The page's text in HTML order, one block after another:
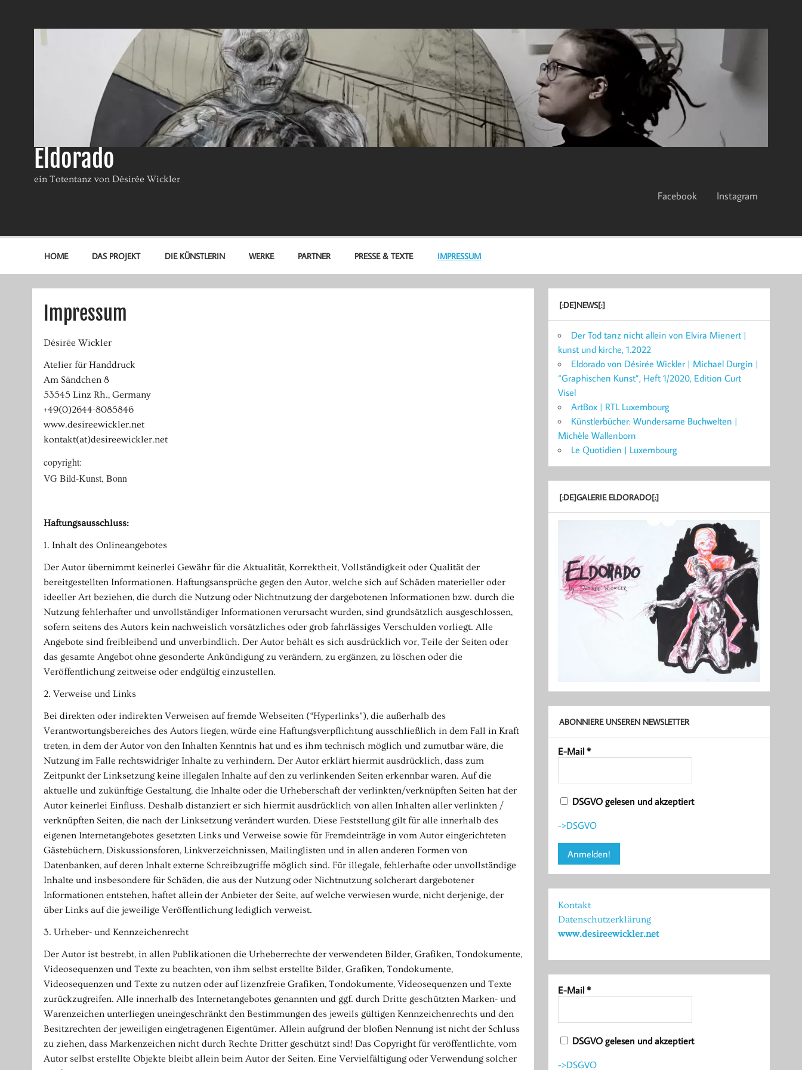
Eldorado
ein Totentanz von Désirée Wickler
Facebook Instagram
HOME DAS PROJEKT DIE KÜNSTLERIN WERKE PARTNER PRESSE & TEXTE IMPRESSUM
Impressum
Désirée Wickler
Atelier für Handdruck
Am Sändchen 8
53545 Linz Rh., Germany
+49(0)2644-8085846
www.desireewickler.net
kontakt(at)desireewickler.net
copyright:
VG Bild-Kunst, Bonn
Haftungsausschluss:
1. Inhalt des Onlineangebotes
Der Autor übernimmt keinerlei Gewähr für die Aktualität, Korrektheit, Vollständigkeit oder Qualität der
bereitgestellten Informationen. Haftungsansprüche gegen den Autor, welche sich auf Schäden materieller oder
ideeller Art beziehen, die durch die Nutzung oder Nichtnutzung der dargebotenen Informationen bzw. durch die
Nutzung fehlerhafter und unvollständiger Informationen verursacht wurden, sind grundsätzlich ausgeschlossen,
sofern seitens des Autors kein nachweislich vorsätzliches oder grob fahrlässiges Verschulden vorliegt. Alle
Angebote sind freibleibend und unverbindlich. Der Autor behält es sich ausdrücklich vor, Teile der Seiten oder
das gesamte Angebot ohne gesonderte Ankündigung zu verändern, zu ergänzen, zu löschen oder die
Veröffentlichung zeitweise oder endgültig einzustellen.
2. Verweise und Links
Bei direkten oder indirekten Verweisen auf fremde Webseiten (“Hyperlinks”), die außerhalb des
Verantwortungsbereiches des Autors liegen, würde eine Haftungsverpflichtung ausschließlich in dem Fall in Kraft
treten, in dem der Autor von den Inhalten Kenntnis hat und es ihm technisch möglich und zumutbar wäre, die
Nutzung im Falle rechtswidriger Inhalte zu verhindern. Der Autor erklärt hiermit ausdrücklich, dass zum
Zeitpunkt der Linksetzung keine illegalen Inhalte auf den zu verlinkenden Seiten erkennbar waren. Auf die
aktuelle und zukünftige Gestaltung, die Inhalte oder die Urheberschaft der verlinkten/verknüpften Seiten hat der
Autor keinerlei Einfluss. Deshalb distanziert er sich hiermit ausdrücklich von allen Inhalten aller verlinkten /
verknüpften Seiten, die nach der Linksetzung verändert wurden. Diese Feststellung gilt für alle innerhalb des
eigenen Internetangebotes gesetzten Links und Verweise sowie für Fremdeinträge in vom Autor eingerichteten
Gästebüchern, Diskussionsforen, Linkverzeichnissen, Mailinglisten und in allen anderen Formen von
Datenbanken, auf deren Inhalt externe Schreibzugriffe möglich sind. Für illegale, fehlerhafte oder unvollständige
Inhalte und insbesondere für Schäden, die aus der Nutzung oder Nichtnutzung solcherart dargebotener
Informationen entstehen, haftet allein der Anbieter der Seite, auf welche verwiesen wurde, nicht derjenige, der
über Links auf die jeweilige Veröffentlichung lediglich verweist.
3. Urheber- und Kennzeichenrecht
Der Autor ist bestrebt, in allen Publikationen die Urheberrechte der verwendeten Bilder, Grafiken, Tondokumente,
Videosequenzen und Texte zu beachten, von ihm selbst erstellte Bilder, Grafiken, Tondokumente,
Videosequenzen und Texte zu nutzen oder auf lizenzfreie Grafiken, Tondokumente, Videosequenzen und Texte
zurückzugreifen. Alle innerhalb des Internetangebotes genannten und ggf. durch Dritte geschützten Marken- und
Warenzeichen unterliegen uneingeschränkt den Bestimmungen des jeweils gültigen Kennzeichenrechts und den
Besitzrechten der jeweiligen eingetragenen Eigentümer. Allein aufgrund der bloßen Nennung ist nicht der Schluss
zu ziehen, dass Markenzeichen nicht durch Rechte Dritter geschützt sind! Das Copyright für veröffentlichte, vom
Autor selbst erstellte Objekte bleibt allein beim Autor der Seiten. Eine Vervielfältigung oder Verwendung solcher
[:DE]NEWS[:]
Der Tod tanz nicht allein von Elvira Mienert |
kunst und kirche, 1.2022
Eldorado von Désirée Wickler | Michael Durgin |
“Graphischen Kunst”, Heft 1/2020, Edition Curt
Visel
ArtBox | RTL Luxembourg
Künstlerbücher: Wundersame Buchwelten |
Michèle Wallenborn
Le Quotidien | Luxembourg
[:DE]GALERIE ELDORADO[:]
ABONNIERE UNSEREN NEWSLETTER
E-Mail*
DSGVO gelesen und akzeptiert
->DSGVO
Kontakt
Datenschutzerklärung
www.desireewickler.net
E-Mail*
DSGVO gelesen und akzeptiert
->DSGVO